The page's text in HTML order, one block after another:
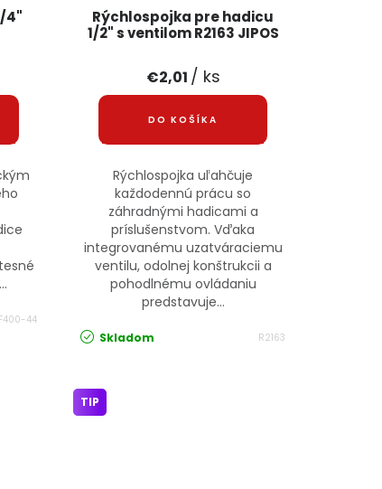
4"
F400-44
Rýchlospojka pre hadicu
1/2" s ventilom R2163 JIPOS
€2,01 / ks
DO KOŠÍKA
Rýchlospojka uľahčuje
každodennú prácu so
záhradnými hadicami a
príslušenstvom. Vďaka
integrovanému uzatváraciemu
ventilu, odolnej konštrukcii a
pohodlnému ovládaniu
predstavuje...
Skladom R2163
TIP